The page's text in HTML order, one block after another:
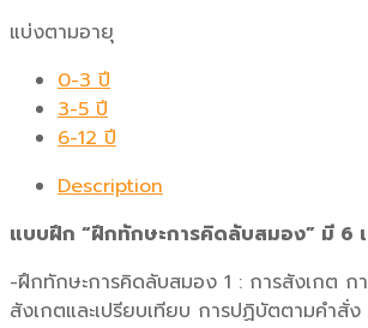
แบ่งตามอายุ
0-3 ปี
3-5 ปี
6-12 ปี
Description
แบบฝึก “ฝึกทักษะการคิดลับสมอง” มี 6
-ฝึกทักษะการคิดลับสมอง 1 : การสังเกต กา
สังเกตและเปรียบเทียบ การปฏิบัตตามคำสั่